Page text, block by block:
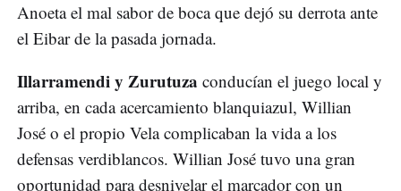
Anoeta el mal sabor de boca que dejó su derrota ante
el Eibar de la pasada jornada.
Illarramendi y Zurutuza conducían el juego local y
arriba, en cada acercamiento blanquiazul, Willian
José o el propio Vela complicaban la vida a los
defensas verdiblancos. Willian José tuvo una gran
oportunidad para desnivelar el marcador con un